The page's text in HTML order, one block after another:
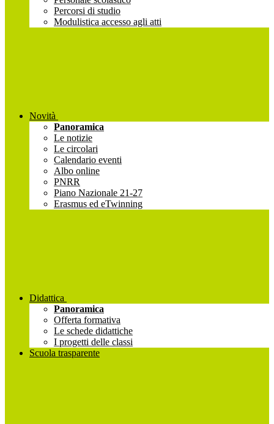
Percorsi di studio
Modulistica accesso agli atti
Novità
Panoramica
Le notizie
Le circolari
Calendario eventi
Albo online
PNRR
Piano Nazionale 21-27
Erasmus ed eTwinning
Didattica
Panoramica
Offerta formativa
Le schede didattiche
I progetti delle classi
Scuola trasparente